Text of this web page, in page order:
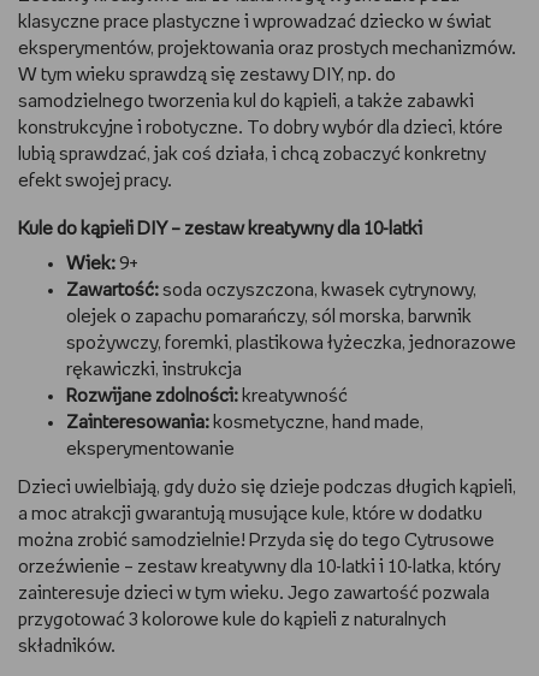
klasyczne prace plastyczne i wprowadzać dziecko w świat
eksperymentów, projektowania oraz prostych mechanizmów.
W tym wieku sprawdzą się zestawy DIY, np. do
samodzielnego tworzenia kul do kąpieli, a także zabawki
konstrukcyjne i robotyczne. To dobry wybór dla dzieci, które
lubią sprawdzać, jak coś działa, i chcą zobaczyć konkretny
efekt swojej pracy.
Kule do kąpieli DIY – zestaw kreatywny dla 10-latki
Wiek: 9+
Zawartość: soda oczyszczona, kwasek cytrynowy,
olejek o zapachu pomarańczy, sól morska, barwnik
spożywczy, foremki, plastikowa łyżeczka, jednorazowe
rękawiczki, instrukcja
Rozwijane zdolności: kreatywność
Zainteresowania: kosmetyczne, hand made,
eksperymentowanie
Dzieci uwielbiają, gdy dużo się dzieje podczas długich kąpieli,
a moc atrakcji gwarantują musujące kule, które w dodatku
można zrobić samodzielnie! Przyda się do tego Cytrusowe
orzeźwienie – zestaw kreatywny dla 10-latki i 10-latka, który
zainteresuje dzieci w tym wieku. Jego zawartość pozwala
przygotować 3 kolorowe kule do kąpieli z naturalnych
składników.